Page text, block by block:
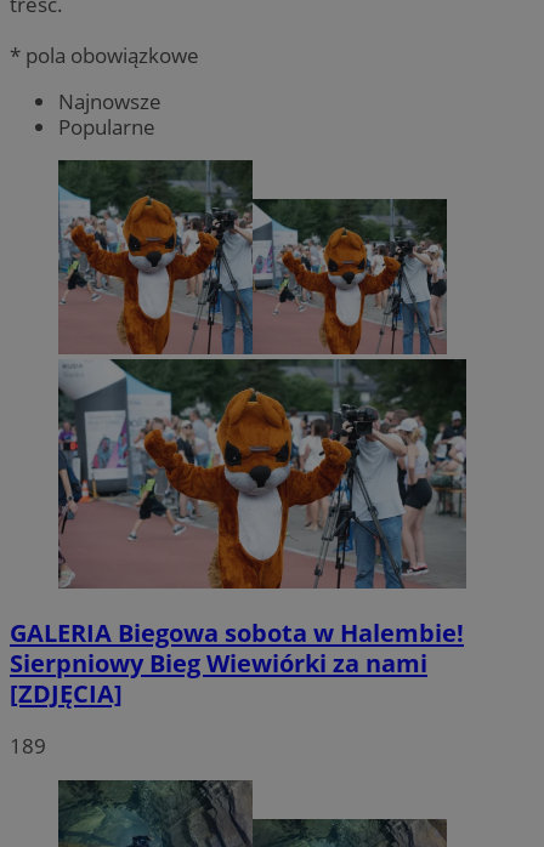
* pola obowiązkowe
Najnowsze
Popularne
GALERIA Biegowa sobota w Halembie!
Sierpniowy Bieg Wiewiórki za nami
[ZDJĘCIA]
189